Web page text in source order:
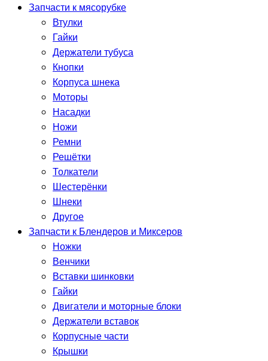
Запчасти к мясорубке
Втулки
Гайки
Держатели тубуса
Кнопки
Корпуса шнека
Моторы
Насадки
Ножи
Ремни
Решётки
Толкатели
Шестерёнки
Шнеки
Другое
Запчасти к Блендеров и Миксеров
Ножки
Венчики
Вставки шинковки
Гайки
Двигатели и моторные блоки
Держатели вставок
Корпусные части
Крышки